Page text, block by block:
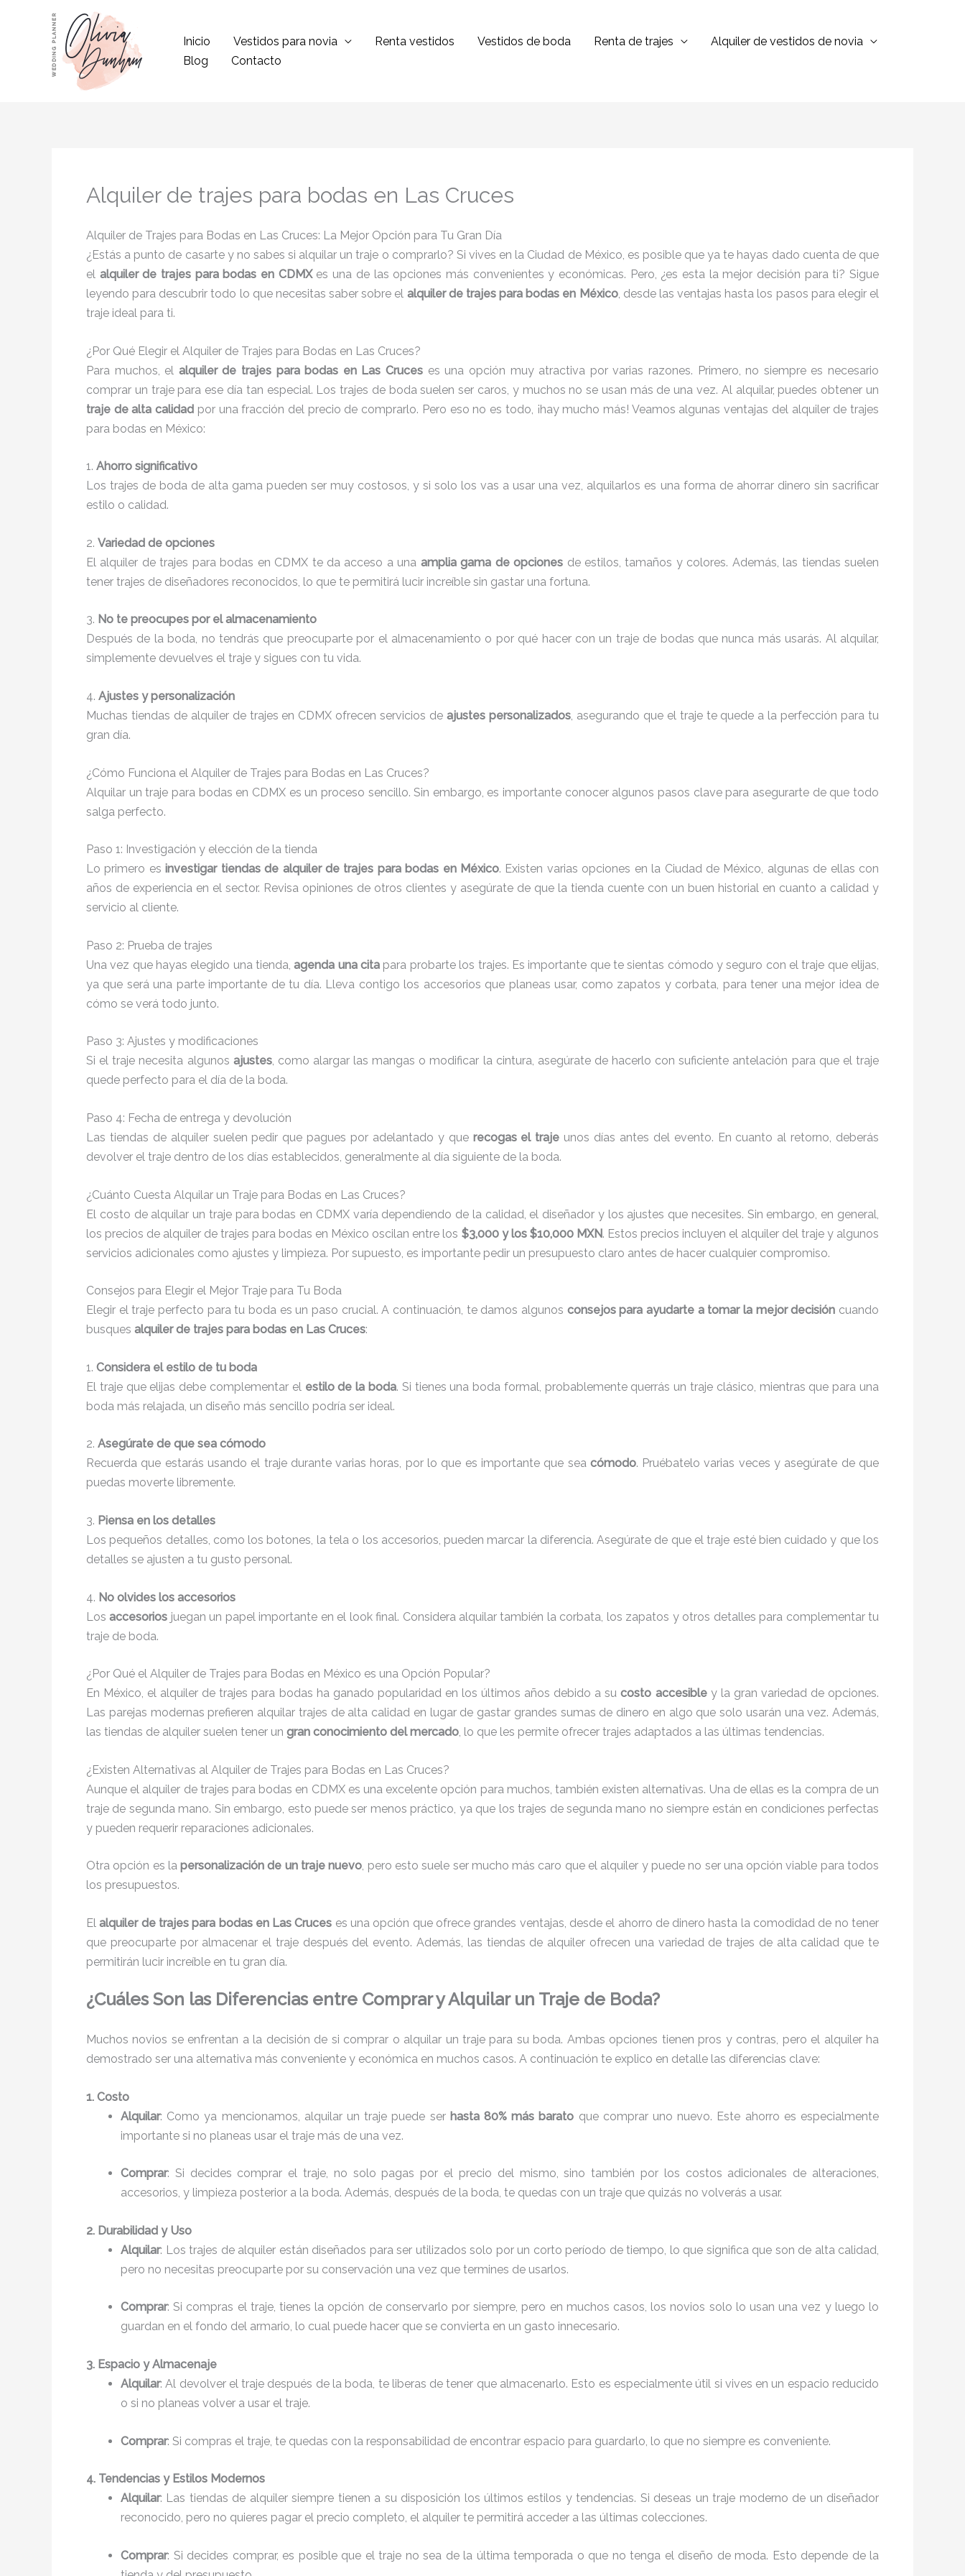
contenido
Inicio Vestidos para novia Renta vestidos Vestidos de boda Renta de trajes
Alquiler de vestidos de novia
Blog
Contacto
Alquiler de trajes para bodas en Las Cruces
Alquiler de Trajes para Bodas en Las Cruces: La Mejor Opción para Tu Gran Día
¿Estás a punto de casarte y no sabes si alquilar un traje o comprarlo? Si vives en la Ciudad de México, es posible que ya te hayas dado cuenta de que
el alquiler de trajes para bodas en CDMXes una de las opciones más convenientes y económicas. Pero, ¿es esta la mejor decisión para ti? Sigue
leyendo para descubrir todo lo que necesitas saber sobre el alquiler de trajes para bodas en México, desde las ventajas hasta los pasos para elegir el
traje ideal para ti.
¿Por Qué Elegir el Alquiler de Trajes para Bodas en Las Cruces?
Para muchos, el alquiler de trajes para bodas en Las Cruces es una opción muy atractiva por varias razones. Primero, no siempre es necesario
comprar un traje para ese día tan especial. Los trajes de boda suelen ser caros, y muchos no se usan más de una vez. Al alquilar, puedes obtener un
traje de alta calidad por una fracción del precio de comprarlo. Pero eso no es todo, ¡hay mucho más! Veamos algunas ventajas del alquiler de trajes
para bodas en México:
1. Ahorro significativo
Los trajes de boda de alta gama pueden ser muy costosos, y si solo los vas a usar una vez, alquilarlos es una forma de ahorrar dinero sin sacrificar
estilo o calidad.
2. Variedad de opciones
El alquiler de trajes para bodas en CDMX te da acceso a una amplia gama de opciones de estilos, tamaños y colores. Además, las tiendas suelen
tener trajes de diseñadores reconocidos, lo que te permitirá lucir increíble sin gastar una fortuna.
3. No te preocupes por el almacenamiento
Después de la boda, no tendrás que preocuparte por el almacenamiento o por qué hacer con un traje de bodas que nunca más usarás. Al alquilar,
simplemente devuelves el traje y sigues con tu vida.
4. Ajustes y personalización
Muchas tiendas de alquiler de trajes en CDMX ofrecen servicios deajustes personalizados, asegurando que el traje te quede a la perfección para tu
gran día.
¿Cómo Funciona el Alquiler de Trajes para Bodas en Las Cruces?
Alquilar un traje para bodas en CDMX es un proceso sencillo. Sin embargo, es importante conocer algunos pasos clave para asegurarte de que todo
salga perfecto.
Paso 1: Investigación y elección de la tienda
Lo primero esinvestigar tiendas de alquiler de trajes para bodas en México. Existen varias opciones en la Ciudad de México, algunas de ellas con
años de experiencia en el sector. Revisa opiniones de otros clientes y asegúrate de que la tienda cuente con un buen historial en cuanto a calidad y
servicio al cliente.
Paso 2: Prueba de trajes
Una vez que hayas elegido una tienda,agenda una cita para probarte los trajes. Es importante que te sientas cómodo y seguro con el traje que elijas,
ya que será una parte importante de tu día. Lleva contigo los accesorios que planeas usar, como zapatos y corbata, para tener una mejor idea de
cómo se verá todo junto.
Paso 3: Ajustes y modificaciones
Si el traje necesita algunos ajustes, como alargar las mangas o modificar la cintura, asegúrate de hacerlo con suficiente antelación para que el traje
quede perfecto para el día de la boda.
Paso 4: Fecha de entrega y devolución
Las tiendas de alquiler suelen pedir que pagues por adelantado y que recogas el traje unos días antes del evento. En cuanto al retorno, deberás
devolver el traje dentro de los días establecidos, generalmente al día siguiente de la boda.
¿Cuánto Cuesta Alquilar un Traje para Bodas en Las Cruces?
El costo de alquilar un traje para bodas en CDMX varía dependiendo de la calidad, el diseñador y los ajustes que necesites. Sin embargo, en general,
los precios de alquiler de trajes para bodas en México oscilan entre los $3,000 y los $10,000 MXN. Estos precios incluyen el alquiler del traje y algunos
servicios adicionales como ajustes y limpieza. Por supuesto, es importante pedir un presupuesto claro antes de hacer cualquier compromiso.
Consejos para Elegir el Mejor Traje para Tu Boda
Elegir el traje perfecto para tu boda es un paso crucial. A continuación, te damos algunos consejos para ayudarte a tomar la mejor decisión cuando
busques alquiler de trajes para bodas en Las Cruces:
1. Considera el estilo de tu boda
El traje que elijas debe complementar el estilo de la boda. Si tienes una boda formal, probablemente querrás un traje clásico, mientras que para una
boda más relajada, un diseño más sencillo podría ser ideal.
2. Asegúrate de que sea cómodo
Recuerda que estarás usando el traje durante varias horas, por lo que es importante que sea cómodo. Pruébatelo varias veces y asegúrate de que
puedas moverte libremente.
3. Piensa en los detalles
Los pequeños detalles, como los botones, la tela o los accesorios, pueden marcar la diferencia. Asegúrate de que el traje esté bien cuidado y que los
detalles se ajusten a tu gusto personal.
4. No olvides los accesorios
Losaccesorios juegan un papel importante en el look final. Considera alquilar también la corbata, los zapatos y otros detalles para complementar tu
traje de boda.
¿Por Qué el Alquiler de Trajes para Bodas en México es una Opción Popular?
En México, el alquiler de trajes para bodas ha ganado popularidad en los últimos años debido a sucosto accesibley la gran variedad de opciones.
Las parejas modernas prefieren alquilar trajes de alta calidad en lugar de gastar grandes sumas de dinero en algo que solo usarán una vez. Además,
las tiendas de alquiler suelen tener un gran conocimiento del mercado, lo que les permite ofrecer trajes adaptados a las últimas tendencias.
¿Existen Alternativas al Alquiler de Trajes para Bodas en Las Cruces?
Aunque el alquiler de trajes para bodas en CDMX es una excelente opción para muchos, también existen alternativas. Una de ellas es la compra de un
traje de segunda mano. Sin embargo, esto puede ser menos práctico, ya que los trajes de segunda mano no siempre están en condiciones perfectas
y pueden requerir reparaciones adicionales.
Otra opción es lapersonalización de un traje nuevo, pero esto suele ser mucho más caro que el alquiler y puede no ser una opción viable para todos
los presupuestos.
Elalquiler de trajes para bodas en Las Cruces es una opción que ofrece grandes ventajas, desde el ahorro de dinero hasta la comodidad de no tener
que preocuparte por almacenar el traje después del evento. Además, las tiendas de alquiler ofrecen una variedad de trajes de alta calidad que te
permitirán lucir increíble en tu gran día.
¿Cuáles Son las Diferencias entre Comprar y Alquilar un Traje de Boda?
Muchos novios se enfrentan a la decisión de si comprar o alquilar un traje para su boda. Ambas opciones tienen pros y contras, pero el alquiler ha
demostrado ser una alternativa más conveniente y económica en muchos casos. A continuación te explico en detalle las diferencias clave:
1. Costo
Alquilar: Como ya mencionamos, alquilar un traje puede ser hasta 80% más barato que comprar uno nuevo. Este ahorro es especialmente
importante si no planeas usar el traje más de una vez.
Comprar: Si decides comprar el traje, no solo pagas por el precio del mismo, sino también por los costos adicionales de alteraciones,
accesorios, y limpieza posterior a la boda. Además, después de la boda, te quedas con un traje que quizás no volverás a usar.
2. Durabilidad y Uso
Alquilar: Los trajes de alquiler están diseñados para ser utilizados solo por un corto período de tiempo, lo que significa que son de alta calidad,
pero no necesitas preocuparte por su conservación una vez que termines de usarlos.
Comprar: Si compras el traje, tienes la opción de conservarlo por siempre, pero en muchos casos, los novios solo lo usan una vez y luego lo
guardan en el fondo del armario, lo cual puede hacer que se convierta en un gasto innecesario.
3. Espacio y Almacenaje
Alquilar: Al devolver el traje después de la boda, te liberas de tener que almacenarlo. Esto es especialmente útil si vives en un espacio reducido
o si no planeas volver a usar el traje.
Comprar: Si compras el traje, te quedas con la responsabilidad de encontrar espacio para guardarlo, lo que no siempre es conveniente.
4. Tendencias y Estilos Modernos
Alquilar: Las tiendas de alquiler siempre tienen a su disposición los últimos estilos y tendencias. Si deseas un traje moderno de un diseñador
reconocido, pero no quieres pagar el precio completo, el alquiler te permitirá acceder a las últimas colecciones.
Comprar: Si decides comprar, es posible que el traje no sea de la última temporada o que no tenga el diseño de moda. Esto depende de la